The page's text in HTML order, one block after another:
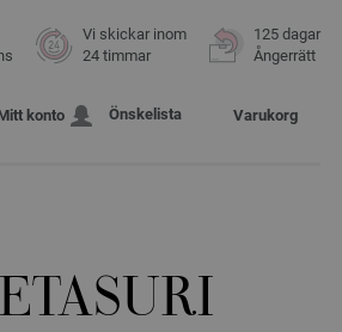
Vi skickar inom
24 timmar
125 dagar
Ångerrätt
konto Önskelista Varukorg